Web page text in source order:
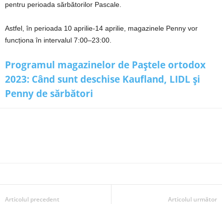
pentru perioada sărbătorilor Pascale.
Astfel, în perioada 10 aprilie-14 aprilie, magazinele Penny vor
funcționa în intervalul 7:00–23:00.
Programul magazinelor de Paștele ortodox
2023: Când sunt deschise Kaufland, LIDL și
Penny de sărbători
Articolul precedent Articolul următor